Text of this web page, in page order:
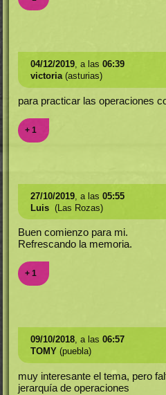
04/12/2019, a las 06:39
victoria(asturias)
para practicar las operaciones
+ 1
27/10/2019, a las 05:55
Luis (Las Rozas)
Buen comienzo para mi.
Refrescando la memoria.
+ 1
09/10/2018, a las 06:57
TOMY(puebla)
muy interesante el tema, pero
jerarquía de operaciones